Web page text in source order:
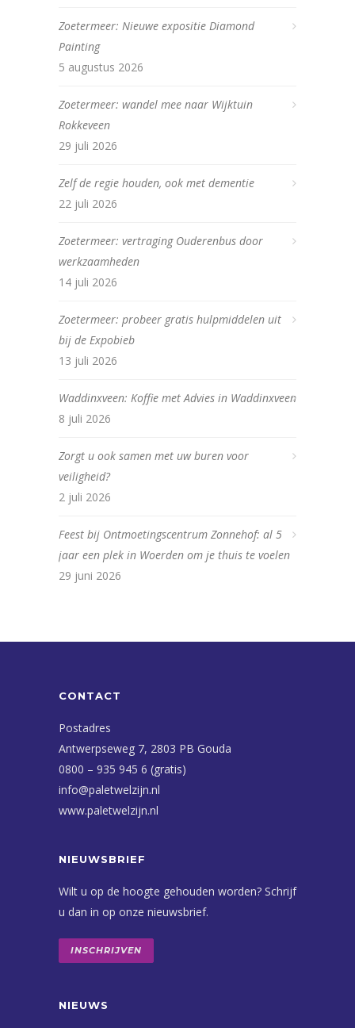
Zoetermeer: Nieuwe expositie Diamond
Painting
5 augustus 2026
Zoetermeer: wandel mee naar Wijktuin
Rokkeveen
29 juli 2026
Zelf de regie houden, ook met dementie
22 juli 2026
Zoetermeer: vertraging Ouderenbus door
werkzaamheden
14 juli 2026
Zoetermeer: probeer gratis hulpmiddelen uit
bij de Expobieb
13 juli 2026
Waddinxveen: Koffie met Advies in Waddinxveen
8 juli 2026
Zorgt u ook samen met uw buren voor
veiligheid?
2 juli 2026
Feest bij Ontmoetingscentrum Zonnehof: al 5
jaar een plek in Woerden om je thuis te voelen
29 juni 2026
CONTACT
Postadres
Antwerpseweg 7, 2803 PB Gouda
0800 – 935 945 6 (gratis)
info@paletwelzijn.nl
www.paletwelzijn.nl
NIEUWSBRIEF
Wilt u op de hoogte gehouden worden? Schrijf
u dan in op onze nieuwsbrief.
INSCHRIJVEN
NIEUWS